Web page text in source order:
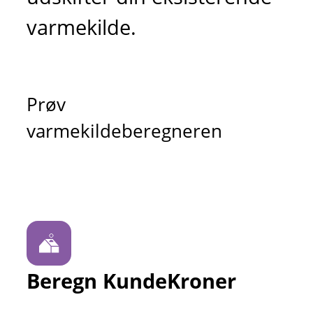
varmekilde.
Prøv
varmekildeberegneren
Beregn KundeKroner